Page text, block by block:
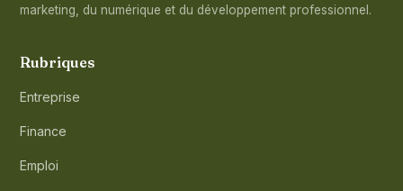
marketing, du numérique et du développement professionnel.
Rubriques
Entreprise
Finance
Emploi